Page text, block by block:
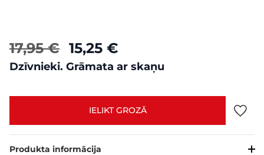
17,95 € 15,25 €
Dzīvnieki. Grāmata ar skaņu
IELIKT GROZĀ
Produkta informācija